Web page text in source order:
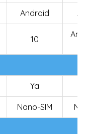
Android
10
Ya
Nano-SIM